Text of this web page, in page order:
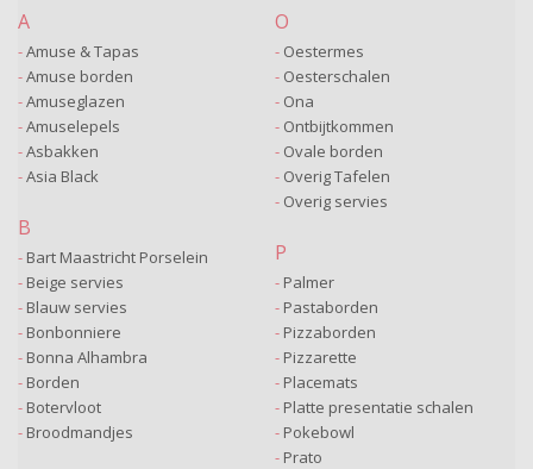
A
Amuse & Tapas
Amuse borden
Amuseglazen
Amuselepels
Asbakken
Asia Black
B
Bart Maastricht Porselein
Beige servies
Blauw servies
Bonbonniere
Bonna Alhambra
Borden
Botervloot
Broodmandjes
O
Oestermes
Oesterschalen
Ona
Ontbijtkommen
Ovale borden
Overig Tafelen
Overig servies
P
Palmer
Pastaborden
Pizzaborden
Pizzarette
Placemats
Platte presentatie schalen
Pokebowl
Prato